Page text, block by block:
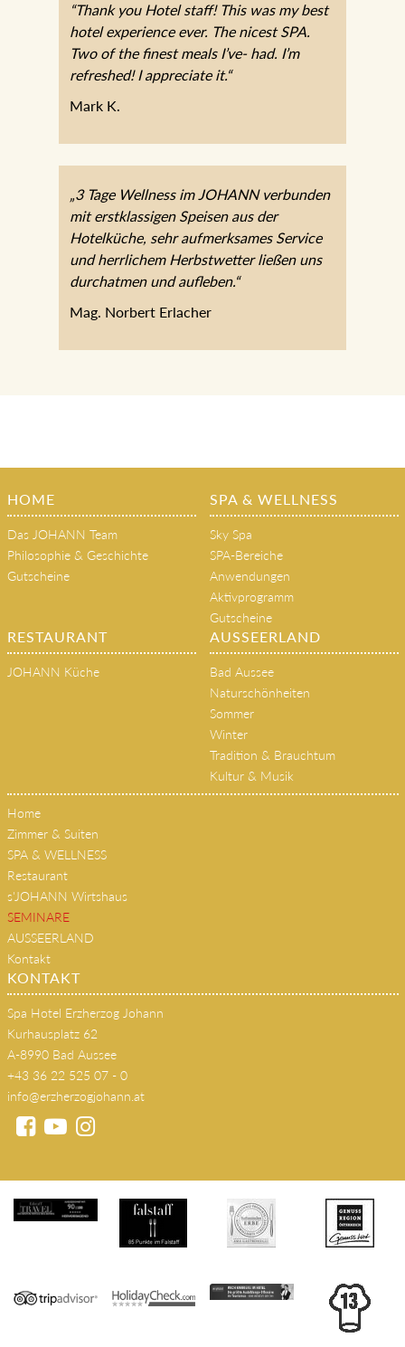
“Thank you Hotel staff! This was my best
hotel experience ever. The nicest SPA.
Two of the finest meals I’ve- had. I’m
refreshed! I appreciate it.“
Mark K.
„3 Tage Wellness im JOHANN verbunden
mit erstklassigen Speisen aus der
Hotelküche, sehr aufmerksames Service
und herrlichem Herbstwetter ließen uns
durchatmen und aufleben.“
Mag. Norbert Erlacher
HOME
Das JOHANN Team
Philosophie & Geschichte
Gutscheine
SPA & WELLNESS
Sky Spa
SPA-Bereiche
Anwendungen
Aktivprogramm
Gutscheine
RESTAURANT
JOHANN Küche
AUSSEERLAND
Bad Aussee
Naturschönheiten
Sommer
Winter
Tradition & Brauchtum
Kultur & Musik
Home
Zimmer & Suiten
SPA & WELLNESS
Restaurant
s'JOHANN Wirtshaus
SEMINARE
AUSSEERLAND
Kontakt
KONTAKT
Spa Hotel Erzherzog Johann
Kurhausplatz 62
A-8990 Bad Aussee
+43 36 22 525 07 - 0
info@erzherzogjohann.at